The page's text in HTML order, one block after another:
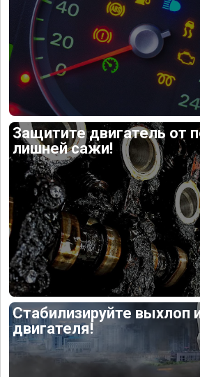
Защитите двигатель от
лишней сажи!
Стабилизируйте выхлоп
двигателя!